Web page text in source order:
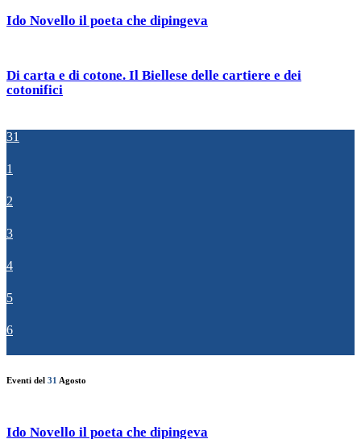
Ido Novello il poeta che dipingeva
Di carta e di cotone. Il Biellese delle cartiere e dei
cotonifici
31
1
2
3
4
5
6
Eventi del 31 Agosto
Ido Novello il poeta che dipingeva